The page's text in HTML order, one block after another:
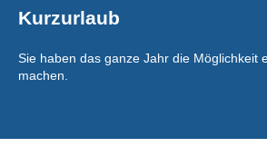
Kurzurlaub
Sie haben das ganze Jahr die Möglichkeit
machen.